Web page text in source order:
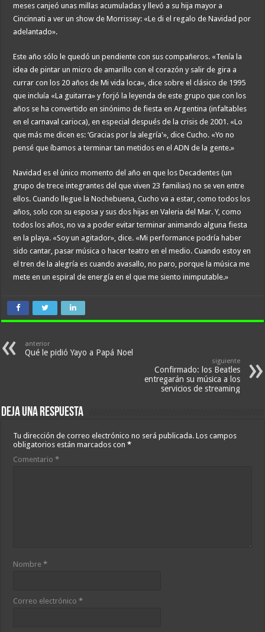
meses canjeó unas millas acumuladas y llevó a su hija mayor a
Cincinnati a ver un show de Morrissey: «Le di el regalo de Navidad por
adelantado».
Este año sólo le quedó un pendiente con sus compañeros. «Tenía la
idea de pintar un micro de amarillo con el corazón y salir de gira a
currar con los 20 años de Mi vida loca», dice sobre el clásico de 1995
que incluía «La guitarra» y forjó la leyenda de este grupo que con los
años se ha convertido en sinónimo de fiesta en Argentina (infaltables
en el carnaval carioca), en especial después de la crisis de 2001. «Lo
que más me dicen es: ‘Gracias por la alegría'», dice Cucho. «Yo no
pensé que íbamos a terminar tan metidos en el ADN de la gente.»
Navidad es el único momento del año en que los Decadentes (un
grupo de trece integrantes del que viven 23 familias) no se ven entre
ellos. Cuando llegue la Nochebuena, Cucho va a estar, como todos los
años, solo con su esposa y sus dos hijas en Valeria del Mar. Y, como
todos los años, no va a poder evitar terminar animando alguna fiesta
en la playa. «Soy un agitador», dice. «Mi performance podría haber
sido cantar, pasar música o hacer teatro en el medio. Cuando estoy en
el tren de la alegría es cuando avasallo, no paro, porque la música me
mete en un espiral de energía en el que me siento inimputable.»
anterior
Qué le pidió Yayo a Papá Noel
siguiente
Confirmado: los Beatles
entregarán su música a los
servicios de streaming
Deja una respuesta
Tu dirección de correo electrónico no será publicada. Los campos
obligatorios están marcados con*
Comentario*
Nombre*
Correo electrónico*